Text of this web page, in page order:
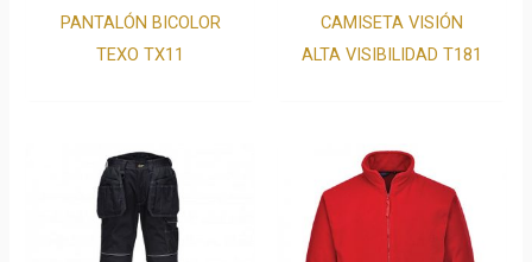
PANTALÓN BICOLOR
TEXO TX11
CAMISETA VISIÓN
ALTA VISIBILIDAD T181